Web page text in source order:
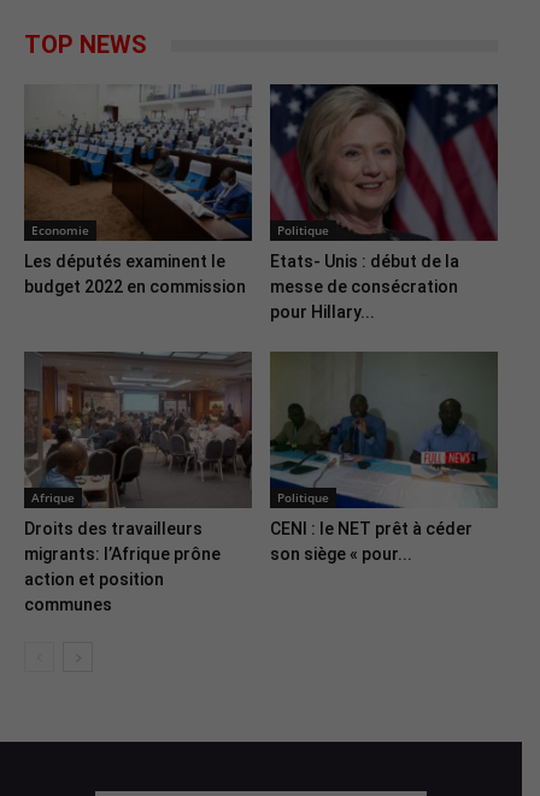
TOP NEWS
Economie
Les députés examinent le
budget 2022 en commission
Politique
Etats- Unis : début de la
messe de consécration
pour Hillary...
Afrique
Droits des travailleurs
migrants: l’Afrique prône
action et position
communes
Politique
CENI : le NET prêt à céder
son siège « pour...